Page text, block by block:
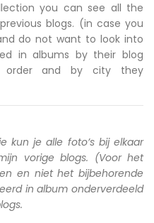
you can see all the
blogs. (in case you
do not want to look into
in albums by their blog
order and by city they
kun je alle foto’s bij elkaar
vorige blogs. (Voor het
en niet het bijbehorende
in album onderverdeeld